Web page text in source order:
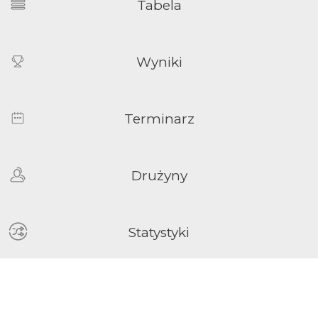
Tabela
Wyniki
Terminarz
Drużyny
Statystyki